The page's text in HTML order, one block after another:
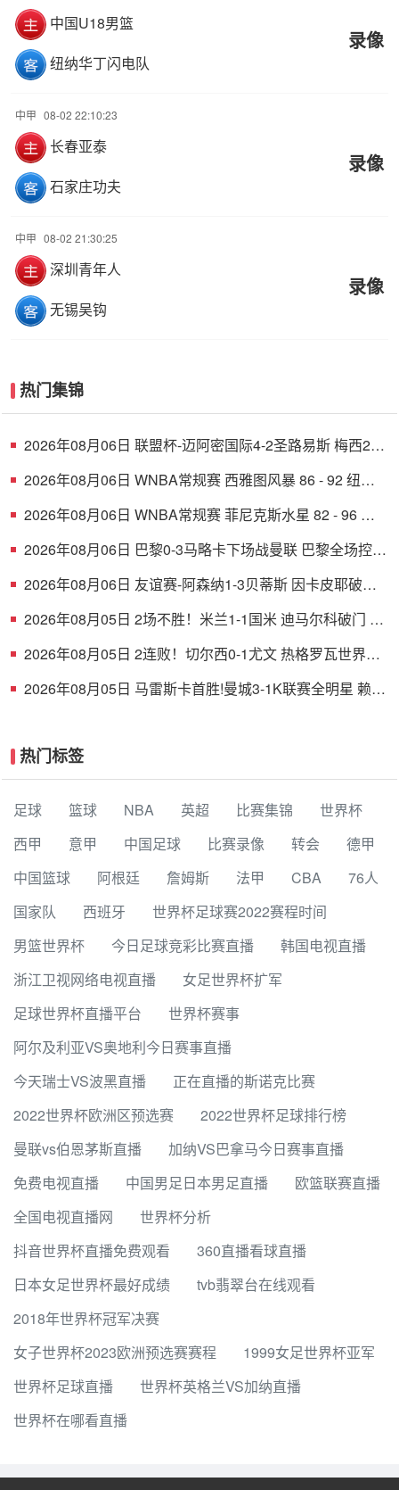
中国U18男篮
纽纳华丁闪电队
录像
中甲 08-02 22:10:23
长春亚泰
石家庄功夫
录像
中甲 08-02 21:30:25
深圳青年人
无锡吴钩
录像
热门集锦
2026年08月06日 联盟杯-迈阿密国际4-2圣路易斯 梅西2射
2026年08月06日 WNBA常规赛 西雅图风暴 86 - 92 纽约
2026年08月06日 WNBA常规赛 菲尼克斯水星 82 - 96 亚
2026年08月06日 巴黎0-3马略卡下场战曼联 巴黎全场控球
2026年08月06日 友谊赛-阿森纳1-3贝蒂斯 因卡皮耶破门
2026年08月05日 2场不胜！米兰1-1国米 迪马尔科破门 恩
2026年08月05日 2连败！切尔西0-1尤文 热格罗瓦世界波
2026年08月05日 马雷斯卡首胜!曼城3-1K联赛全明星 赖因
热门标签
足球 篮球 NBA 英超 比赛集锦
世界杯
西甲
意甲 中国足球 比赛录像 转会
德甲
中国篮球
阿根廷 詹姆斯 法甲 CBA
76人
国家队
西班牙
世界杯足球赛2022赛程时间
男篮世界杯
今日足球竞彩比赛直播
韩国电视直播
浙江卫视网络电视直播
女足世界杯扩军
足球世界杯直播平台
世界杯赛事
阿尔及利亚VS奥地利今日赛事直播
今天瑞士VS波黑直播
正在直播的斯诺克比赛
2022世界杯欧洲区预选赛
2022世界杯足球排行榜
曼联vs伯恩茅斯直播
加纳VS巴拿马今日赛事直播
免费电视直播
中国男足日本男足直播
欧篮联赛直播
全国电视直播网
世界杯分析
抖音世界杯直播免费观看
360直播看球直播
日本女足世界杯最好成绩
tvb翡翠台在线观看
2018年世界杯冠军决赛
女子世界杯2023欧洲预选赛赛程
1999女足世界杯亚军
世界杯足球直播
世界杯英格兰VS加纳直播
世界杯在哪看直播